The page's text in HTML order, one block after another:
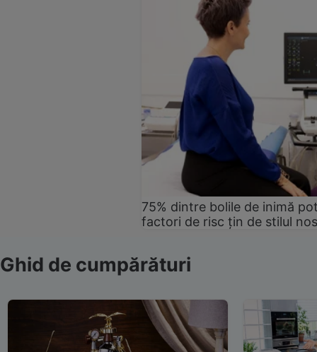
75% dintre bolile de inimă
factori de risc țin de stilul
Ghid de cumpărături